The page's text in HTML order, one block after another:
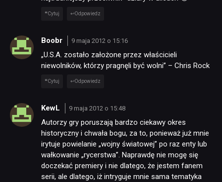
Cytuj Odpowiedz
Boobr 9 maja 2012 o 15:16
„U.S.A. zostało założone przez właścicieli
niewolników, którzy pragnęli być wolni” – Chris Rock
Cytuj Odpowiedz
KewL 9 maja 2012 o 15:48
Autorzy gry poruszają bardzo ciekawy okres
historyczny i chwała bogu, za to, ponieważ już mnie
irytuje powielanie „wojny światowej” po raz enty lub
wałkowanie „rycerstwa”. Naprawdę nie mogę się
doczekać premiery i nie dlatego, że jestem fanem
serii, ale dlatego, iż intryguje mnie sama tematyka